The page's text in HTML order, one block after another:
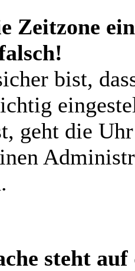
Zeitzone
bist,
geht die
steht